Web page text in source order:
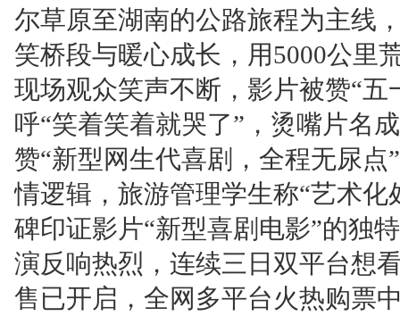
尔草原至湖南的公路旅程为主线
笑桥段与暖心成长，用5000公里
现场观众笑声不断，影片被赞“
呼“笑着笑着就哭了”，烫嘴片名
赞“新型网生代喜剧，全程无尿
情逻辑，旅游管理学生称“艺术
碑印证影片“新型喜剧电影”的独
演反响热烈，连续三日双平台想
售已开启，全网多平台火热购票